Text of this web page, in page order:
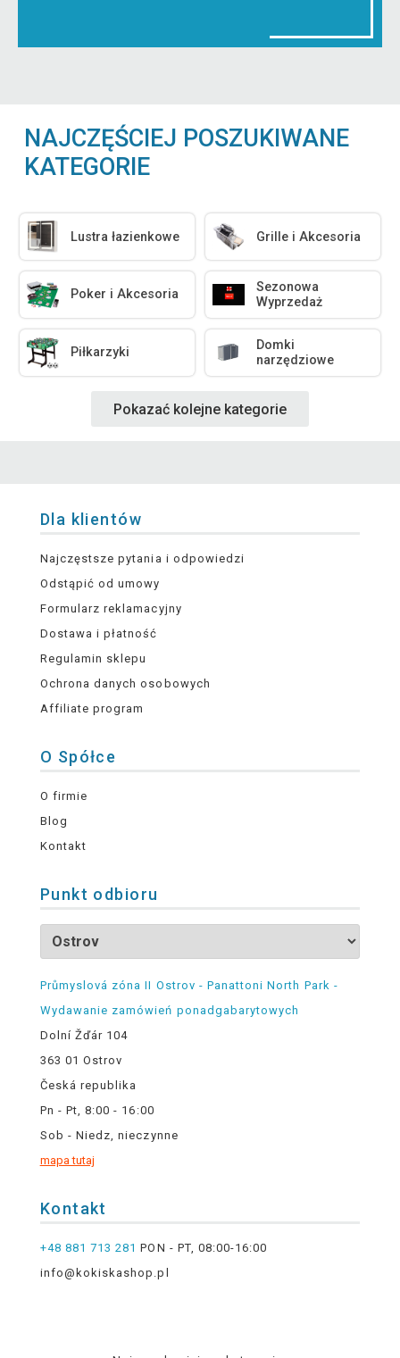
NAJCZĘŚCIEJ POSZUKIWANE
KATEGORIE
Lustra łazienkowe Grille i Akcesoria
Poker i Akcesoria
Sezonowa
Wyprzedaż
Piłkarzyki
Domki
narzędziowe
Pokazać kolejne kategorie
Dla klientów
Najczęstsze pytania i odpowiedzi
Odstąpić od umowy
Formularz reklamacyjny
Dostawa i płatność
Regulamin sklepu
Ochrona danych osobowych
Affiliate program
O Spółce
O firmie
Blog
Kontakt
Punkt odbioru
Průmyslová zóna II Ostrov - Panattoni North Park -
Wydawanie zamówień ponadgabarytowych
Dolní Žďár 104
363 01 Ostrov
Česká republika
Pn - Pt, 8:00 - 16:00
Sob - Niedz, nieczynne
mapa tutaj
Kontakt
+48 881 713 281 PON - PT, 08:00-16:00
info@kokiskashop.pl